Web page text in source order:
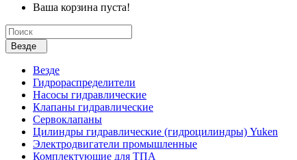
Ваша корзина пуста!
Везде
Везде
Гидрораспределители
Насосы гидравлические
Клапаны гидравлические
Сервоклапаны
Цилиндры гидравлические (гидроцилиндры) Yuken
Электродвигатели промышленные
Комплектующие для ТПА